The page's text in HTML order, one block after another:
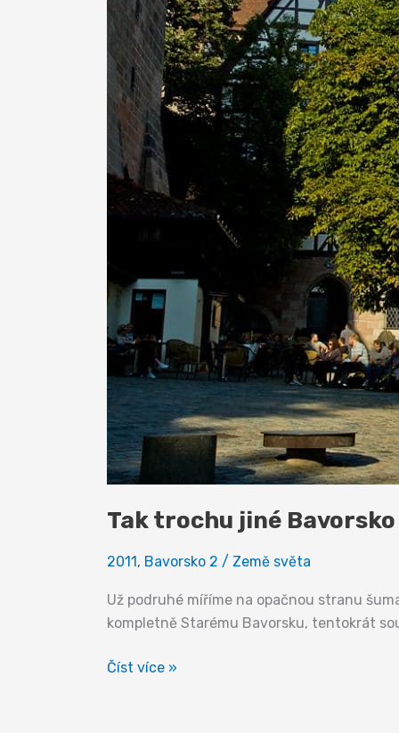
Tak trochu jiné Bavorsko
2011, Bavorsko 2 / Země světa
Už podruhé míříme na opačnou stranu
kompletně Starému Bavorsku, tentokrát
Tak
Číst více »